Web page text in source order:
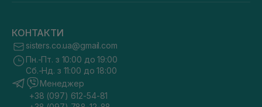
КОНТАКТИ
sisters.co.ua@gmail.com
Пн.-Пт. з 10:00 до 19:00
Сб.-Нд. з 11:00 до 18:00
Менеджер
+38 (097) 612-54-81